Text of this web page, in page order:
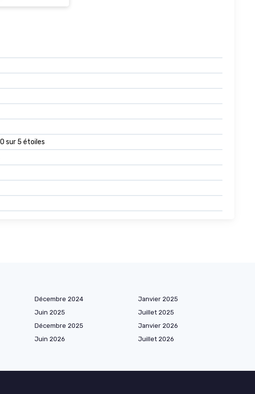
sur 5 étoiles
Décembre 2024
Janvier 2025
Juin 2025
Juillet 2025
Décembre 2025
Janvier 2026
Juin 2026
Juillet 2026